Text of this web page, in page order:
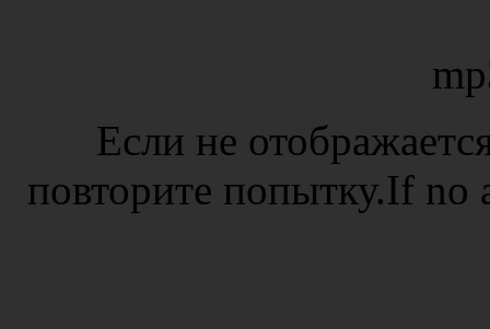
Если не
повторите попытку.If